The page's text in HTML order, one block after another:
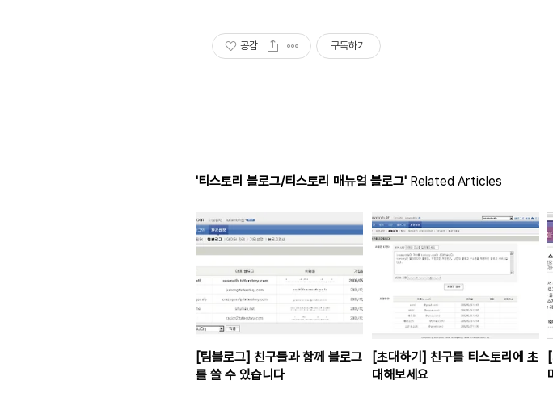
공감 구독하기
'티스토리 블로그/티스토리 매뉴얼 블로그' Related Articles
[팀블로그] 친구들과 함께 블로그
를 쓸 수 있습니다
[초대하기] 친구를 티스토리에 초
대해보세요